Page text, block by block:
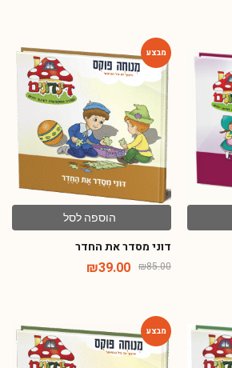
-54%
הוספה לסל
דוני מסדר את החדר
₪85.00
₪39.00
-54%